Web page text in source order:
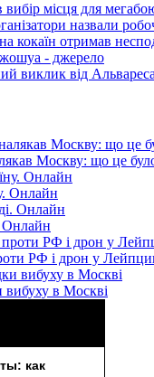
місця для
назвали
кокаїн отримав
- джерело
виклик від Альвареса
Москву: що це
Онлайн
Онлайн
РФ і дрон у
вибуху в Москві